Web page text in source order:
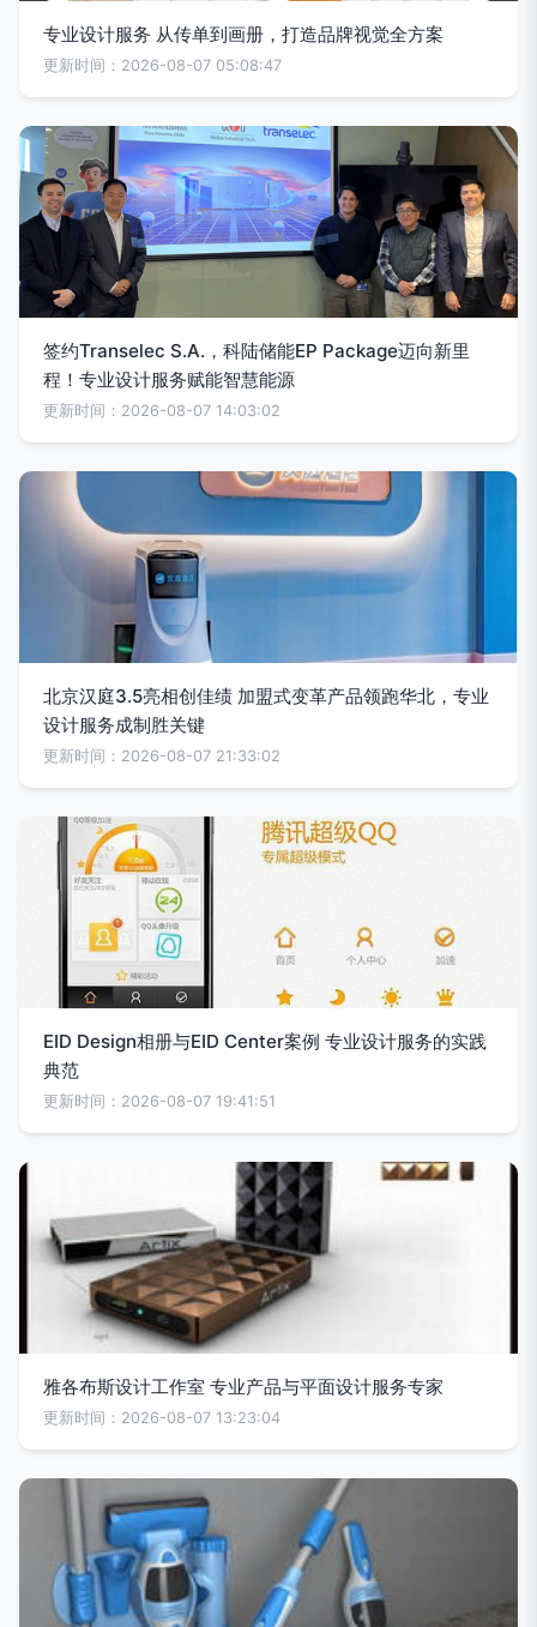
专业设计服务 从传单到画册，打造品牌视觉全方案
更新时间：2026-08-07 05:08:47
签约Transelec S.A.，科陆储能EP Package迈向新里
程！专业设计服务赋能智慧能源
更新时间：2026-08-07 14:03:02
北京汉庭3.5亮相创佳绩 加盟式变革产品领跑华北，专业
设计服务成制胜关键
更新时间：2026-08-07 21:33:02
EID Design相册与EID Center案例 专业设计服务的实践
典范
更新时间：2026-08-07 19:41:51
雅各布斯设计工作室 专业产品与平面设计服务专家
更新时间：2026-08-07 13:23:04